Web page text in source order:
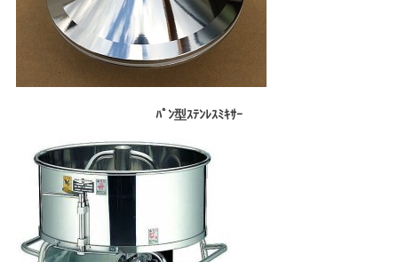
ﾊﾟﾝ型ｽﾃﾝﾚｽﾐｷｻｰ